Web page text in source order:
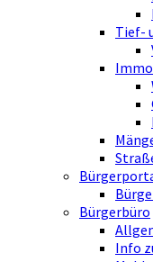
Tief-
Bürgerbüro
Info